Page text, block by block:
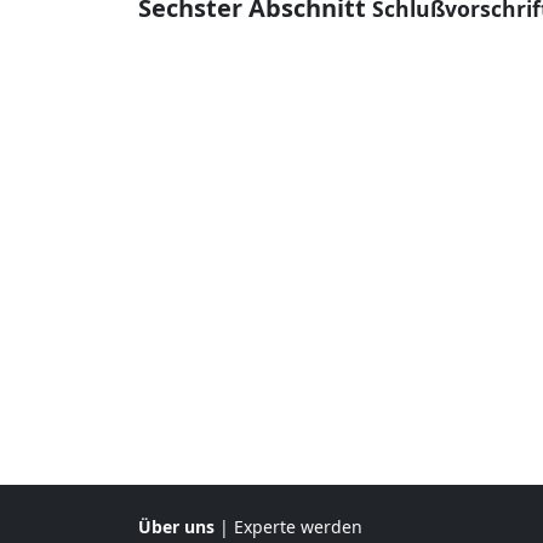
Sechster Abschnitt
Über uns | Experte werden